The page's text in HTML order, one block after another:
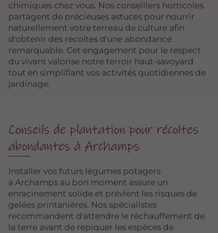
chimiques chez vous. Nos conseillers horticoles
partagent de précieuses astuces pour nourrir
naturellement votre terreau de culture afin
d'obtenir des récoltes d'une abondance
remarquable. Cet engagement pour le respect
du vivant valorise notre terroir haut-savoyard
tout en simplifiant vos activités quotidiennes de
jardinage.
Conseils de plantation pour récoltes
abondantes à Archamps
Installer vos futurs légumes potagers
à Archamps au bon moment assure un
enracinement solide et prévient les risques de
gelées printanières. Nos spécialistes
recommandent d'attendre le réchauffement de
la terre avant de repiquer les espèces de